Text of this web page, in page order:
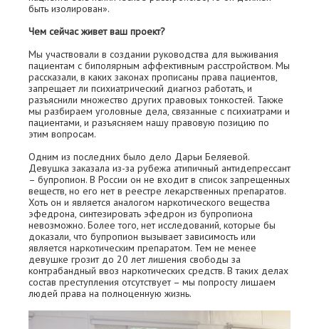
быть изолирован».
Чем сейчас живет ваш проект?
Мы участвовали в создании руководства для выживания
пациентам с биполярным аффективным расстройством. Мы
рассказали, в каких законах прописаны права пациентов,
запрещает ли психиатрический диагноз работать, и
разъяснили множество других правовых тонкостей. Также
мы разбираем уголовные дела, связанные с психиатрами и
пациентами, и разъясняем нашу правовую позицию по
этим вопросам.
Одним из последних было дело Дарьи Беляевой.
Девушка заказала из-за рубежа атипичный антидепрессант
– бупропион. В России он не входит в список запрещенных
веществ, но его нет в реестре лекарственных препаратов.
Хоть он и является аналогом наркотического вещества
эфедрона, синтезировать эфедрон из бупропиона
невозможно. Более того, нет исследований, которые бы
доказали, что бупропион вызывает зависимость или
является наркотическим препаратом. Тем не менее
девушке грозит до 20 лет лишения свободы за
контрабандный ввоз наркотических средств. В таких делах
состав преступления отсутствует – мы попросту лишаем
людей права на полноценную жизнь.